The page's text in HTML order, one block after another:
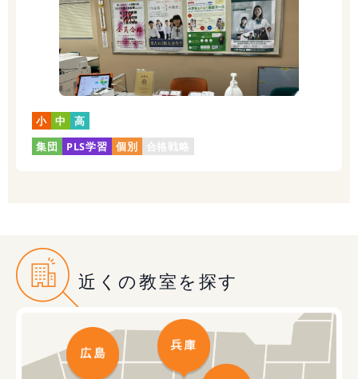
小 中
高
集団
PLS学習 個別 合格戦略
近くの教室を探す